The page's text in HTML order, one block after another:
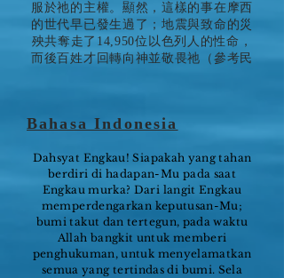
服於祂的主權。顯然，這樣的事在摩西
的世代早已發生過了；地震與致命的災
殃共奪走了14,950位以色列人的性命，
而後百姓才回轉向神並敬畏祂（參考民
Bahasa Indonesia
Dahsyat Engkau! Siapakah yang tahan
berdiri di hadapan-Mu pada saat
Engkau murka? Dari langit Engkau
memperdengarkan keputusan-Mu;
bumi takut dan tertegun, pada waktu
Allah bangkit untuk memberi
penghukuman, untuk menyelamatkan
semua yang tertindas di bumi. Sela